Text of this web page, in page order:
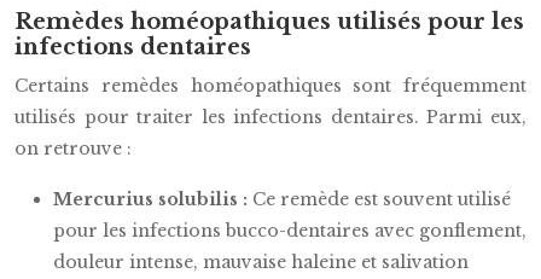
Remèdes homéopathiques utilisés pour les
infections dentaires
Certains remèdes homéopathiques sont fréquemment
utilisés pour traiter les infections dentaires. Parmi eux,
on retrouve :
Mercurius solubilis : Ce remède est souvent utilisé
pour les infections bucco-dentaires avec gonflement,
douleur intense, mauvaise haleine et salivation